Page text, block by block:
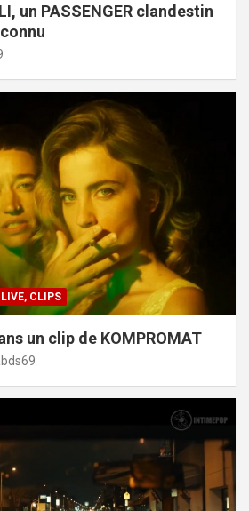
un PASSENGER clandestin
CLIPS
un clip de KOMPROMAT